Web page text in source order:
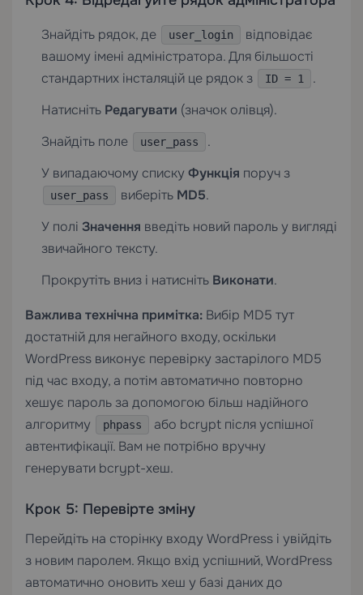
Знайдіть рядок, де user_login
відповідає
вашому імені адміністратора. Для більшості
стандартних інсталяцій це рядок з
ID = 1
.
Натисніть Редагувати (значок олівця).
Знайдіть поле
user_pass
.
У випадаючому списку Функція поруч з
user_pass виберіть MD5.
У полі Значення введіть новий пароль у вигляді
звичайного тексту.
Прокрутіть вниз і натисніть Виконати.
Важлива технічна примітка: Вибір MD5 тут
достатній для негайного входу, оскільки
WordPress виконує перевірку застарілого MD5
під час входу, а потім автоматично повторно
хешує пароль за допомогою більш надійного
алгоритму
phpass
або bcrypt після успішної
автентифікації. Вам не потрібно вручну
генерувати bcrypt-хеш.
Крок 5: Перевірте зміну
Перейдіть на сторінку входу WordPress і увійдіть
з новим паролем. Якщо вхід успішний, WordPress
автоматично оновить хеш у базі даних до